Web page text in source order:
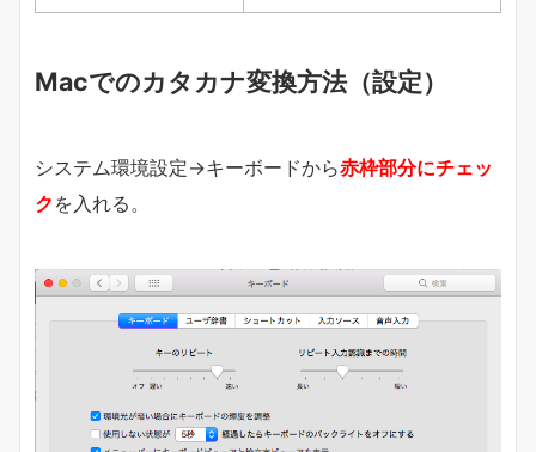
Macでのカタカナ変換方法（設定）
システム環境設定→キーボードから赤枠部分にチェッ
ク を入れる。